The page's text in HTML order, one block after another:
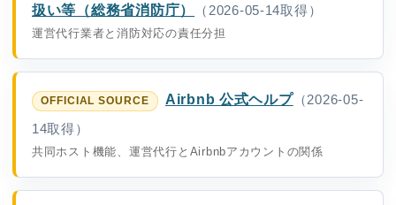
扱い等（総務省消防庁）
（2026-05-14取得）
運営代行業者と消防対応の責任分担
Airbnb 公式ヘルプ（2026-05-
14取得）
共同ホスト機能、運営代行とAirbnbアカウントの関係